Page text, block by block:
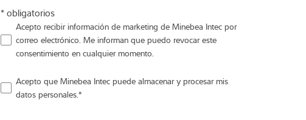
* obligatorios
Acepto recibir información de marketing de Minebea Intec por
correo electrónico. Me informan que puedo revocar este
consentimiento en cualquier momento.
Acepto que Minebea Intec puede almacenar y procesar mis
datos personales.*